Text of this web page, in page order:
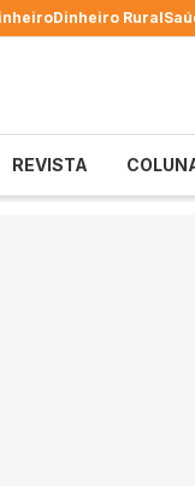
Dinheiro Rural
REVISTA